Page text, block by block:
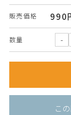
販売価格 990
数量
こ